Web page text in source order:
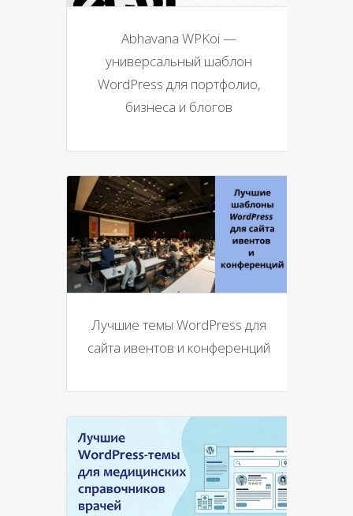
Abhavana WPKoi —
универсальный шаблон
WordPress для портфолио,
бизнеса и блогов
Лучшие темы WordPress для
сайта ивентов и конференций